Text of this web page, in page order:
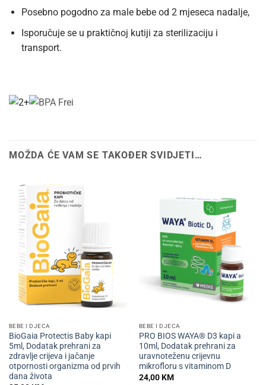
Posebno pogodno za male bebe od 2 mjeseca nadalje,
Isporučuje se u praktičnoj kutiji za sterilizaciju i
transport.
MOŽDA ĆE VAM SE TAKOĐER SVIDJETI…
BEBE I DJECA
BioGaia Protectis Baby kapi
5ml, Dodatak prehrani za
zdravlje crijeva i jačanje
otpornosti organizma od prvih
dana života
BEBE I DJECA
PRO BIOS WAYA® D3 kapi a
10ml, Dodatak prehrani za
uravnoteženu crijevnu
mikrofloru s vitaminom D
24,00KM